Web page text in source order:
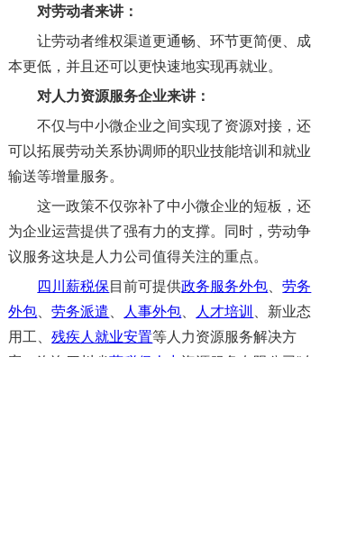
对劳动者来讲：
让劳动者维权渠道更通畅、环节更简便、成
本更低，并且还可以更快速地实现再就业。
对人力资源服务企业来讲：
不仅与中小微企业之间实现了资源对接，还
可以拓展劳动关系协调师的职业技能培训和就业
输送等增量服务。
这一政策不仅弥补了中小微企业的短板，还
为企业运营提供了强有力的支撑。同时，劳动争
议服务这块是人力公司值得关注的重点。
四川薪税保 目前可提供政务服务外包 、劳务
外包 、劳务派遣 人事外包 人才培训
、新业态
用工、残疾人就业安置等人力资源服务解决方
案。咨询四川省薪税保人力 资源服务有限公司“在